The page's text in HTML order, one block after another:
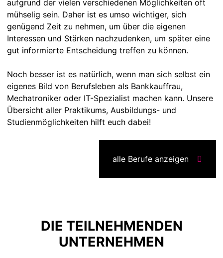
aufgrund der vielen verschiedenen Möglichkeiten oft
mühselig sein. Daher ist es umso wichtiger, sich
genügend Zeit zu nehmen, um über die eigenen
Interessen und Stärken nachzudenken, um später eine
gut informierte Entscheidung treffen zu können.
Noch besser ist es natürlich, wenn man sich selbst ein
eigenes Bild von Berufsleben als Bankkauffrau,
Mechatroniker oder IT-Spezialist machen kann. Unsere
Übersicht aller Praktikums, Ausbildungs- und
Studienmöglichkeiten hilft euch dabei!
alle Berufe anzeigen
DIE TEILNEHMENDEN
UNTERNEHMEN